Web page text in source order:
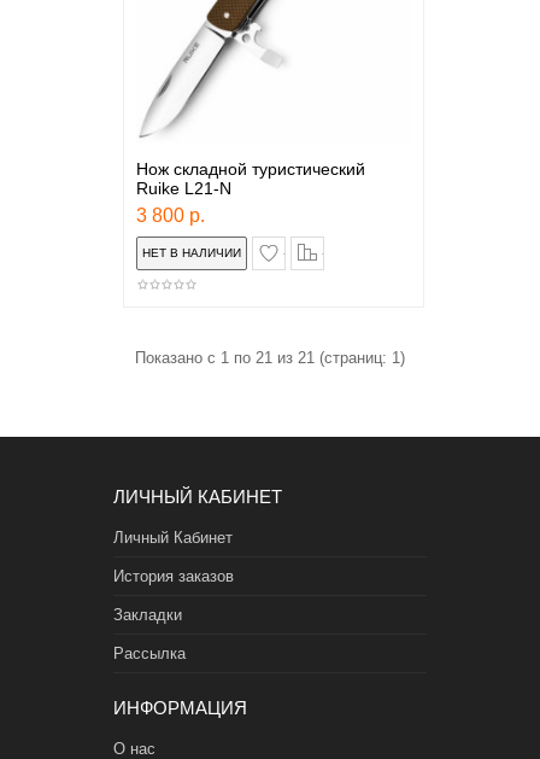
Нож складной туристический
Ruike L21-N
3 800 р.
в закладки
Показано с 1 по 21 из 21 (страниц: 1)
ЛИЧНЫЙ КАБИНЕТ
Личный Кабинет
История заказов
Закладки
Рассылка
ИНФОРМАЦИЯ
О нас